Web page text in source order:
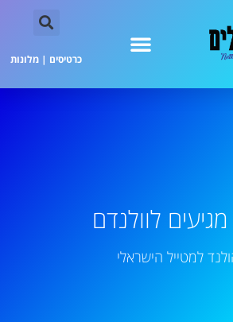
כרטיסים | מלונות
לוולנדם
למטייל הישראלי